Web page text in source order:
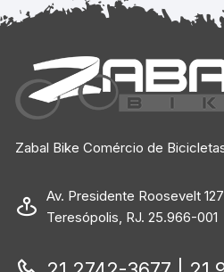
Zabal Bike Comércio de
Av. Presidente Roosevelt
Teresópolis, RJ. 25.966-001